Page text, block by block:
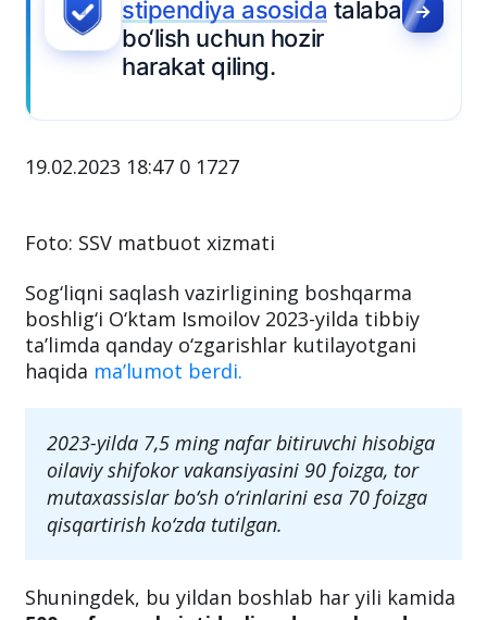
stipendiya asosida talaba
bo‘lish uchun hozir
harakat qiling.
19.02.2023 18:47 0 1727
Foto: SSV matbuot xizmati
Sog‘liqni saqlash vazirligining boshqarma
boshlig‘i O‘ktam Ismoilov 2023-yilda tibbiy
ta’limda qanday o‘zgarishlar kutilayotgani
haqida ma’lumot berdi.
2023-yilda 7,5 ming nafar bitiruvchi hisobiga
oilaviy shifokor vakansiyasini 90 foizga, tor
mutaxassislar bo‘sh o‘rinlarini esa 70 foizga
qisqartirish ko‘zda tutilgan.
Shuningdek, bu yildan boshlab har yili kamida